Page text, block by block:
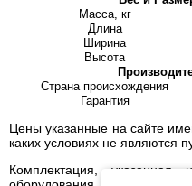
Масса, кг
Длина
Ширина
Высота
Страна происхождения
Гарантия
Цены указанные на сайте
каких условиях не являются
Комплектация,